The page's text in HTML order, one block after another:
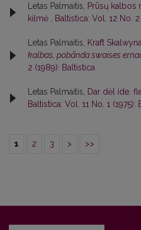
Letas Palmaitis, Prūsų kalbos
kilmė , Baltistica: Vol. 12 No.
Letas Palmaitis, Kraft
kalbas, pobānda swaises
2 (1989): Baltistica
Letas Palmaitis, Dar dėl ide.
Baltistica: Vol. 11 No. 1 (1975):
1 2 3 > >>